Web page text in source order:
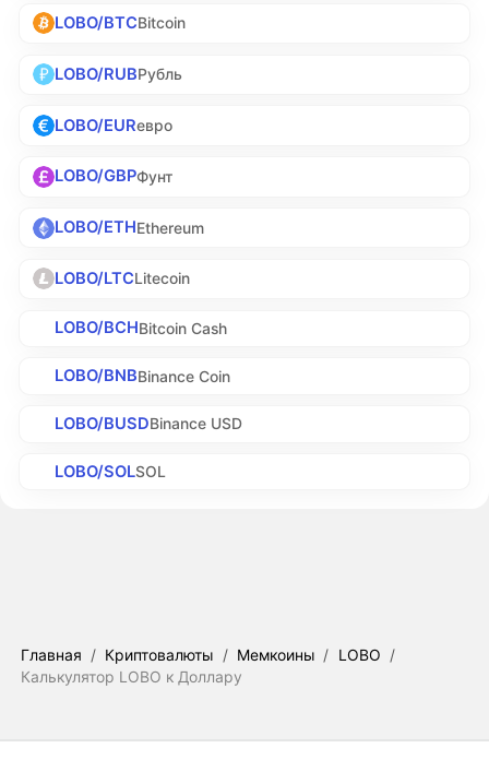
LOBO/BTCBitcoin
LOBO/RUBРубль
LOBO/EURевро
LOBO/GBPФунт
LOBO/ETHEthereum
LOBO/LTCLitecoin
LOBO/BCHBitcoin Cash
LOBO/BNBBinance Coin
LOBO/BUSDBinance USD
LOBO/SOLSOL
Главная / Криптовалюты / Мемкоины / LOBO /
Калькулятор LOBO к Доллару